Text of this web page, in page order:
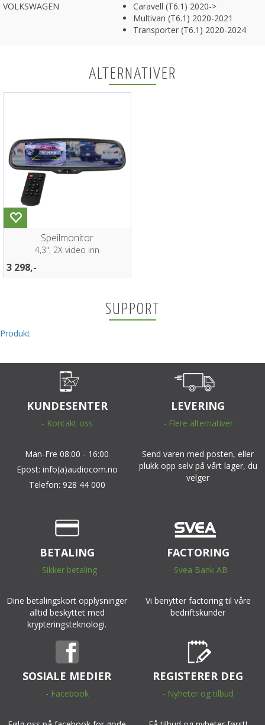
VOLKSWAGEN
Caravell (T6.1) 2020->
Multivan (T6.1) 2020-2021
Transporter (T6.1) 2020-2024
ALTERNATIVER
Speilmonitor
4,3", 2X video inn
3 298,-
SUPPORT
Produkt
KUNDESENTER
- Kontakt oss
Man-Fre 08:00 - 16:00
Epost: info(a)audiocom.no
Telefon: 928 44 000
LEVERING
- Flere alternativer
Send varen med posten, eller
plukk opp selv på vårt lager, du
velger
BETALING
- Sikker betaling
Dine betalingskort opplysninger
alltid beskyttet med
krypteringsteknologi.
FACTORING
- Svea Bank AB
Vi benytter factoring til våre
bedriftskunder
SOSIALE MEDIER
- Facebook
REGISTERER DEG
- Nyheter og tilbud